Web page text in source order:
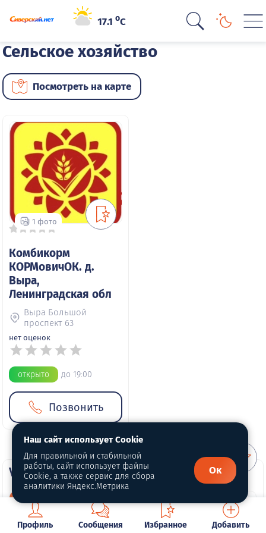
17.1oC
Сельское хозяйство
Посмотреть на карте
1 фото
Комбикорм
КОРМовичОК. д.
Выра,
Ленинградская обл
Выра Большой
проспект 63
нет оценок
открыто до 19:00
Позвонить
VIP компании
Профиль Сообщения Избранное Добавить
Наш сайт использует Cookie
Для правильной и стабильной
работы, сайт использует файлы
Cookie, а также сервис для сбора
аналитики Яндекс.Метрика
Ок